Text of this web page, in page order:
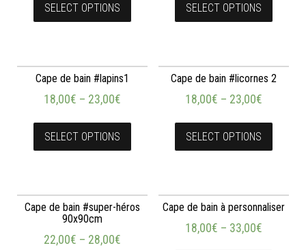
SELECT OPTIONS SELECT OPTIONS
Cape de bain #lapins1
18,00€ – 23,00€
SELECT OPTIONS
Cape de bain #licornes 2
18,00€ – 23,00€
SELECT OPTIONS
Cape de bain #super-héros
90x90cm
22,00€ – 28,00€
Cape de bain à personnaliser
18,00€ – 33,00€